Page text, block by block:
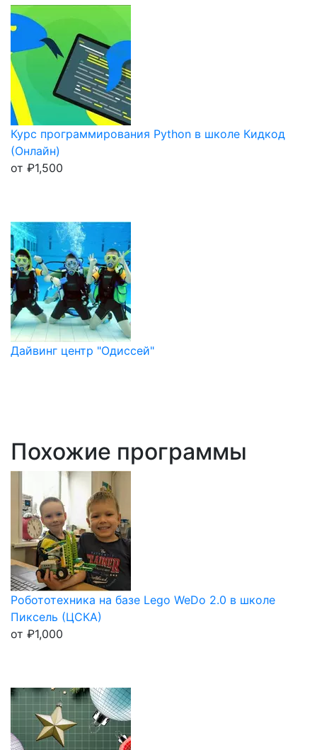
Курс программирования Python в школе Кидкод
(Онлайн)
от ₽1,500
Дайвинг центр "Одиссей"
Похожие программы
Робототехника на базе Lego WeDo 2.0 в школе
Пиксель (ЦСКА)
от ₽1,000